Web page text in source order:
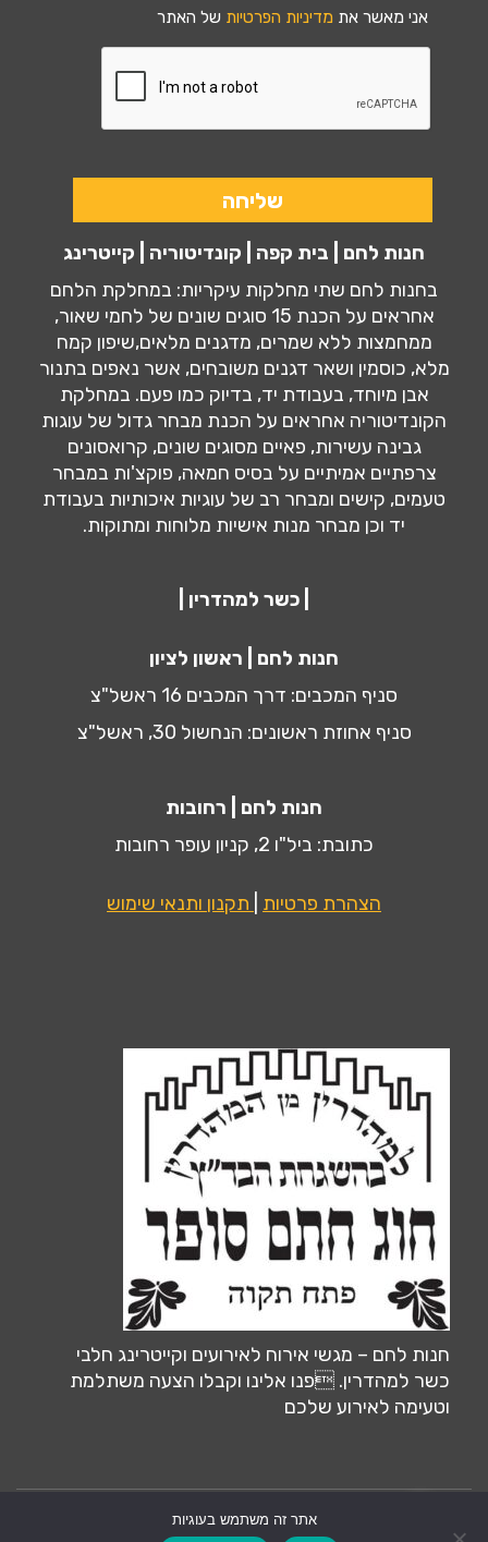
אני מאשר את מדיניות הפרטיות של האתר
חנות לחם | בית קפה | קונדיטוריה | קייטרינג
בחנות לחם שתי מחלקות עיקריות: במחלקת הלחם
אחראים על הכנת 15 סוגים שונים של לחמי שאור,
ממחמצות ללא שמרים, מדגנים מלאים,שיפון קמח
מלא, כוסמין ושאר דגנים משובחים, אשר נאפים בתנור
אבן מיוחד, בעבודת יד, בדיוק כמו פעם. במחלקת
הקונדיטוריה אחראים על הכנת מבחר גדול של עוגות
גבינה עשירות, פאיים מסוגים שונים, קרואסונים
צרפתיים אמיתיים על בסיס חמאה, פוקצ'ות במבחר
טעמים, קישים ומבחר רב של עוגיות איכותיות בעבודת
יד וכן מבחר מנות אישיות מלוחות ומתוקות.
| כשר למהדרין |
חנות לחם | ראשון לציון
סניף המכבים: דרך המכבים 16 ראשל"צ
סניף אחוזת ראשונים: הנחשול 30, ראשל"צ
חנות לחם | רחובות
כתובת: ביל"ו 2, קניון עופר רחובות
הצהרת פרטיות תקנון ותנאי שימוש
חנות לחם – מגשי אירוח לאירועים וקייטרינג חלבי
כשר למהדרין. פנו אלינו וקבלו הצעה משתלמת
וטעימה לאירוע שלכם
אתר זה משתמש בעוגיותצרו קשר